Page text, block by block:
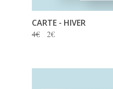
CARTE - HIVER
4€ 2€